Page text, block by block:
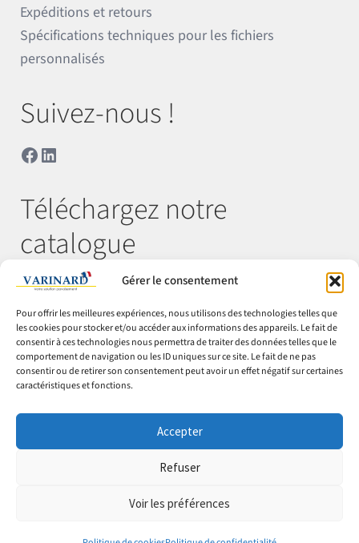
Gérer le consentement
Pour offrir les meilleures expériences, nous utilisons des technologies telles que
les cookies pour stocker et/ou accéder aux informations des appareils. Le fait de
consentir à ces technologies nous permettra de traiter des données telles que le
comportement de navigation ou les ID uniques sur ce site. Le fait de ne pas
consentir ou de retirer son consentement peut avoir un effet négatif sur certaines
caractéristiques et fonctions.
Accepter
Refuser
Voir les préférences
Expéditions et retours
Spécifications techniques pour les fichiers
personnalisés
Suivez-nous !
Facebook
LinkedIn
Téléchargez notre
catalogue
© Varinard 2026